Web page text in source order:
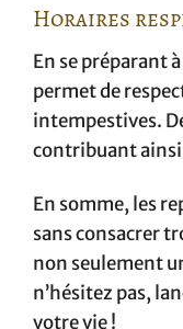
Horaires
En se préparant
permet de
intempestives.
contribuant ainsi
En somme, les
sans consacrer
non seulement
n’hésitez pas,
votre vie !